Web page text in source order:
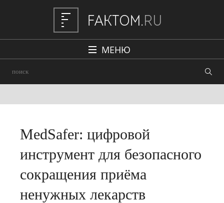
МЕНЮ
Авто
Происшествия
MedSafer: цифровой
инструмент для безопасного
сокращения приёма
ненужных лекарств